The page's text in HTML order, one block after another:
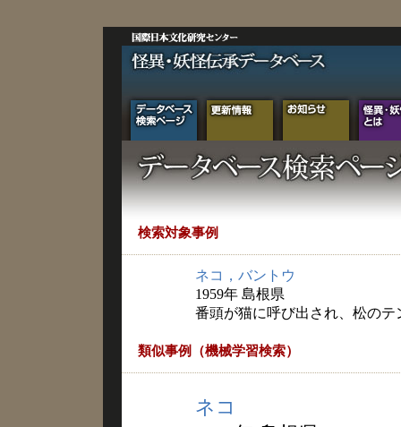
検索対象事例
ネコ，バントウ
1959年 島根県
番頭が猫に呼び出され、松の
類似事例（機械学習検索）
ネコ